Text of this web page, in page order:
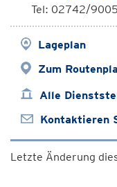
Tel: 02742/
Lageplan
Zum
Alle
Kontaktieren
Letzte Änderung